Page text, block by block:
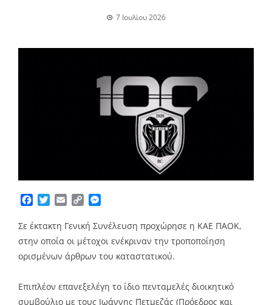
7 Ιουλίου 2026
Facebook
TwitterEmailCopy
Σε έκτακτη Γενική Συνέλευση προχώρησε η ΚΑΕ ΠΑΟΚ,
στην οποία οι μέτοχοι ενέκριναν την τροποποίηση
ορισμένων άρθρων του καταστατικού.
Επιπλέον επανεξελέγη το ίδιο πενταμελές διοικητικό
συμβούλιο με τους Ιωάννης Πετμεζάς (Πρόεδρος και